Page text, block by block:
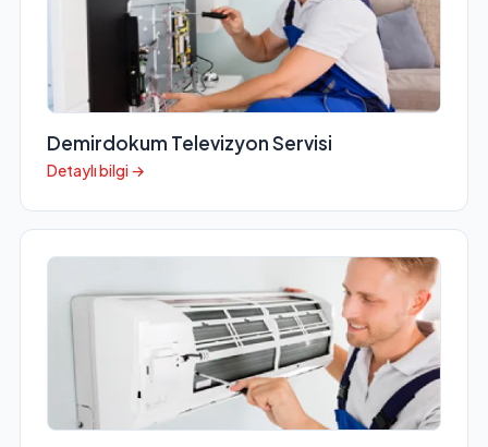
Demirdokum Televizyon Servisi
Detaylı bilgi →